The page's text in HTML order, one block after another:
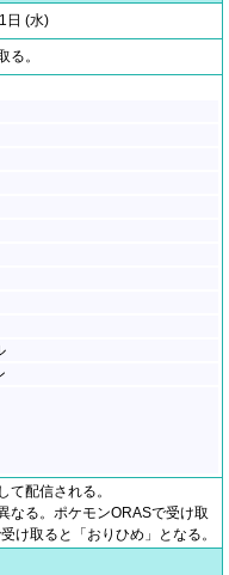
日 (水)
る。
て配信される。
なる。ポケモンORASで受け取
け取ると「おりひめ」となる。